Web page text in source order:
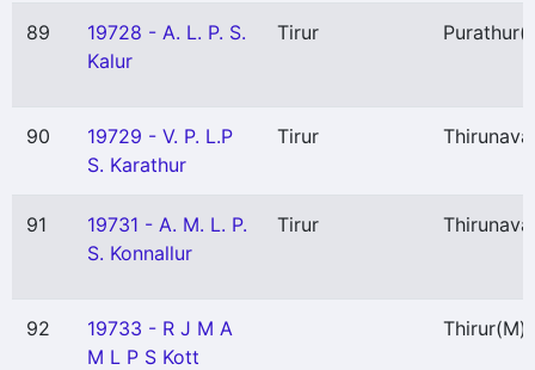
89
19728 - A. L. P. S.
Kalur
Tirur Purathur
90
19729 - V. P. L.P
S. Karathur
Tirur
91
19731 - A. M. L. P.
S. Konnallur
Tirur
92
19733 - R J M A
M L P S Kott
Thirur(M)